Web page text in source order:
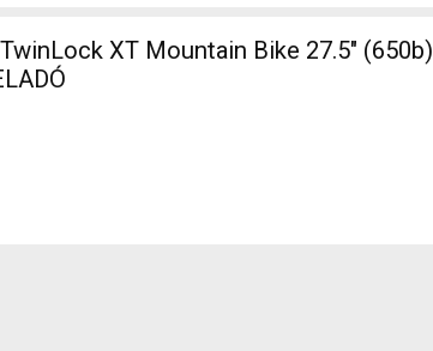
TwinLock XT Mountain Bike 27.5" (650b)